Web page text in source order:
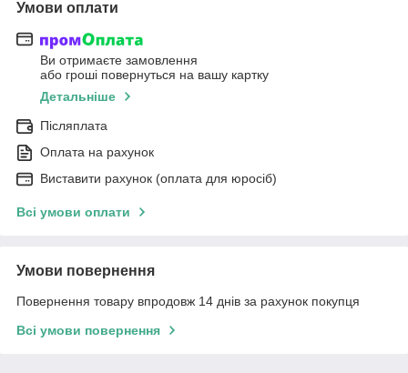
Умови оплати
Ви отримаєте замовлення
або гроші повернуться на вашу картку
Детальніше
Післяплата
Оплата на рахунок
Виставити рахунок (оплата для юросіб)
Всі умови оплати
Умови повернення
Повернення товару впродовж 14 днів за рахунок покупця
Всі умови повернення